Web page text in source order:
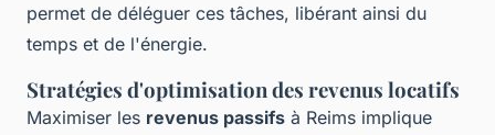
permet de déléguer ces tâches, libérant ainsi du
temps et de l'énergie.
Stratégies d'optimisation des revenus locatifs
Maximiser les revenus passifs à Reims implique